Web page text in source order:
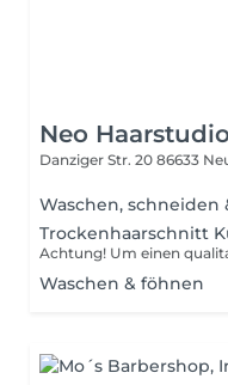
Neo Haarstudio
Danziger Str. 20 86633
Waschen, schneiden
Trockenhaarschnitt
Waschen & föhnen